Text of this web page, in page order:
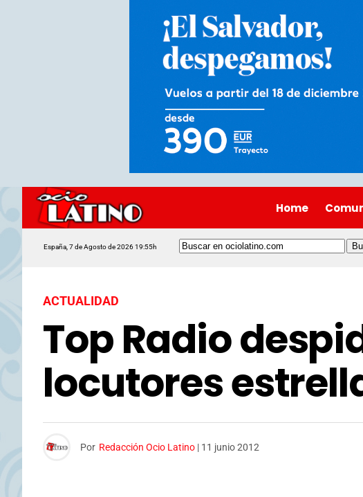
Home
España, 7 de Agosto de 2026 19:55h
ACTUALIDAD
Top Radio
locutores
Por Redacción Ocio Latino | 11 junio 2012